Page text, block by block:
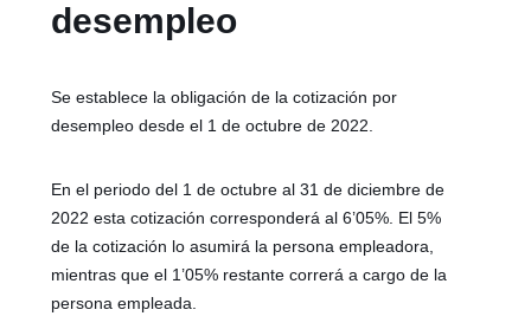
desempleo
Se establece la obligación de la cotización por
desempleo desde el 1 de octubre de 2022.
En el periodo del 1 de octubre al 31 de diciembre de
2022 esta cotización corresponderá al 6’05%. El 5%
de la cotización lo asumirá la persona empleadora,
mientras que el 1’05% restante correrá a cargo de la
persona empleada.